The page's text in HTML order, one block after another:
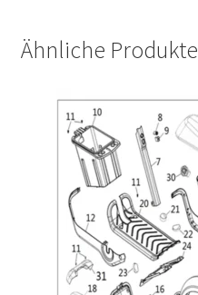
Ähnliche Produkte